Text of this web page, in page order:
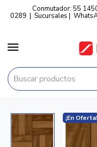
Conmutador: 55
0289 | Sucursales |
¡En Oferta!